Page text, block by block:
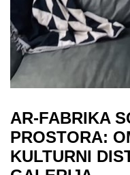
AR-FABRIKA
PROSTORA:
KULTURNI